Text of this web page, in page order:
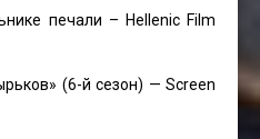
печали – Hellenic Film
(6-й сезон) — Screen